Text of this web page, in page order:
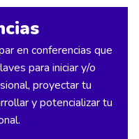
en conferencias que
para iniciar y/o
proyectar tu
y potencializar tu